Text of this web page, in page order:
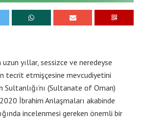
yıllar, sessizce ve neredeyse
tecrit etmişçesine mevcudiyetini
(Sultanate of Oman)
İbrahim Anlaşmaları akabinde
incelenmesi gereken önemli bir